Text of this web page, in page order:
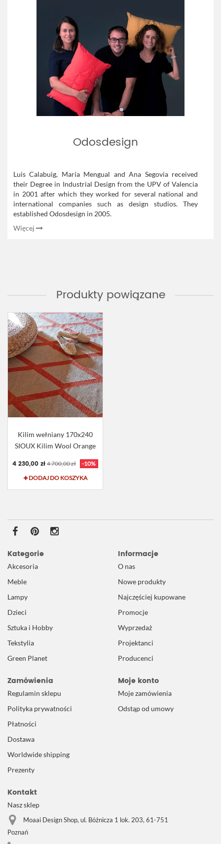
Odosdesign
Luis Calabuig, María Mengual and Ana Segovia received
their Degree in Industrial Design from the UPV of Valencia
in 2001 after which they worked for several national and
international companies such as design studios. They
established Odosdesign in 2005.
Więcej
Produkty powiązane
Kilim wełniany 170x240
SIOUX Kilim Wool Orange
4 230,00 zł 4 700,00 zł
-10%
DODAJ DO KOSZYKA
Kategorie
Akcesoria
Meble
Lampy
Dzieci
Sztuka i Hobby
Tekstylia
Green Planet
Informacje
O nas
Nowe produkty
Najczęściej kupowane
Promocje
Wyprzedaż
Projektanci
Producenci
Zamówienia
Regulamin sklepu
Polityka prywatności
Płatności
Dostawa
Worldwide shipping
Prezenty
Moje konto
Moje zamówienia
Odstąp od umowy
Kontakt
Nasz sklep
Moaai Design Shop, ul. Bóżnicza 1 lok. 203, 61-751
Poznań